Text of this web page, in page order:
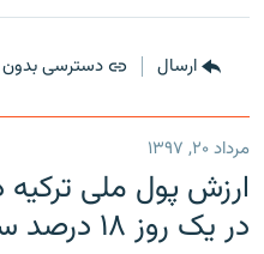
ارسال دسترسی
مرداد ۲۰, ۱۳۹۷
ارزش پول ملی ترکیه
در یک روز ۱۸ درصد سقوط کرد